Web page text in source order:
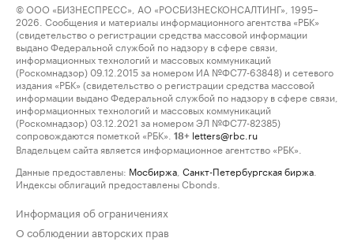
© ООО «БИЗНЕСПРЕСС», АО «РОСБИЗНЕСКОНСАЛТИНГ», 1995–
2026. Сообщения и материалы информационного агентства «РБК»
(свидетельство о регистрации средства массовой информации
выдано Федеральной службой по надзору в сфере связи,
информационных технологий и массовых коммуникаций
(Роскомнадзор) 09.12.2015 за номером ИА №ФС77-63848) и сетевого
издания «РБК» (свидетельство о регистрации средства массовой
информации выдано Федеральной службой по надзору в сфере связи,
информационных технологий и массовых коммуникаций
(Роскомнадзор) 03.12.2021 за номером ЭЛ №ФС77-82385)
сопровождаются пометкой «РБК».
18+ letters@rbc.ru
Владельцем сайта является информационное агентство «РБК».
Данные предоставлены: Мосбиржа Санкт-Петербургская биржа
Индексы облигаций предоставлены Cbonds.
Информация об ограничениях
О соблюдении авторских прав